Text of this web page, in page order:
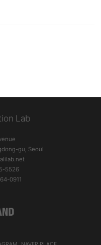
Lab
gu, Seoul
5526
0911